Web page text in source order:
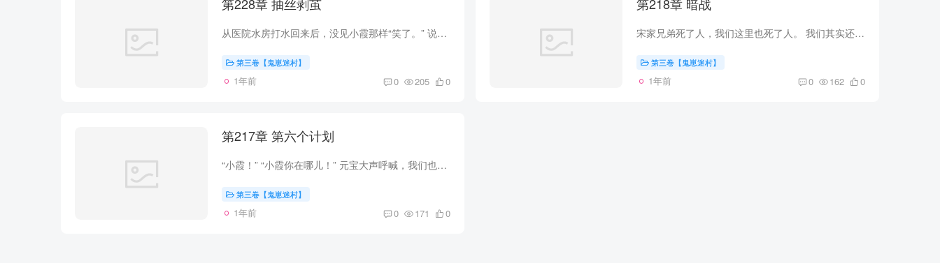
从医院水房打水回来后，没见小霞那样“笑了。” 说实话，那抹笑容感觉有些诡异。 妈的，有点像恐怖片里的贞子笑。 我在门口把事情告诉了小萱，小萱想了想说：“恩.....有时候人受了太大刺激就会...
第三卷【鬼崽迷村】
1年前 0 205 0
宋家兄弟死了人，我们这里也死了人。 我们其实还没输，我知道，把头绝对还有后手，在我的认知中，任何时候，把头都有后手。 李爷也有能力拼，但李爷是不想拼了。 孙女和孙媳妇的出事，几乎击垮...
第三卷【鬼崽迷村】
1年前 0 162 0
第217章 第六个计划
“小霞！” “小霞你在哪儿！” 元宝大声呼喊，我们也帮忙找。 按元宝说的，小霞根本不会走远。 破房子北边儿，不到两百米是一大片荒地，长了大量纤纤菜和布布丁，她拿着个篮子，刚才就在这里摘...
第三卷【鬼崽迷村】
1年前 0 171 0